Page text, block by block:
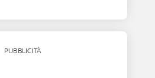
PUBBLICITÀ